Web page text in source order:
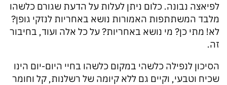
לפיאצה נבונה. כלום ניתן לעלות על הדעת שגורם כלשהו
מלבד המשתתפות האמורות נושא באחריות לנזקי גופן?
לא! מתי כן? מי נושא באחריות? על כל אלה ועוד, בחיבור
זה.
הסיכון לנפילה כלשהי במקום כלשהו בחיי היום-יום הינו
שכיח וטבעי, וקיים גם ללא קיומה של רשלנות, קל וחומר